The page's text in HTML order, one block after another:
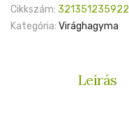
Cikkszám:
Kategória: Virághagyma
Leírás